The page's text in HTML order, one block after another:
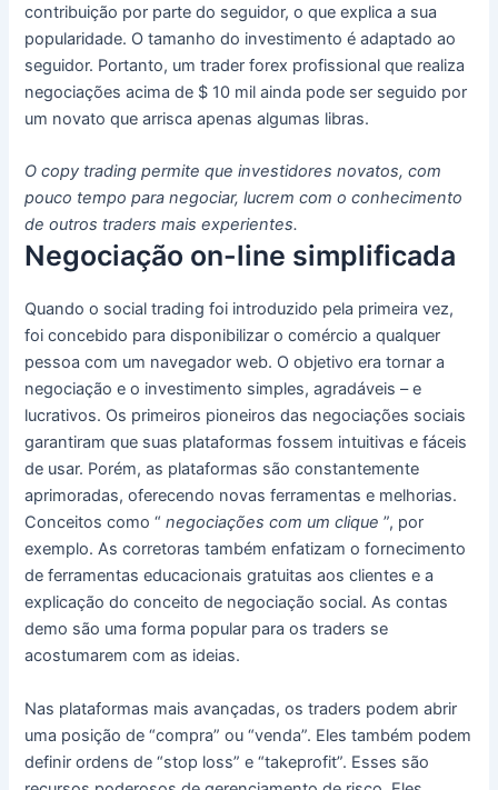
contribuição por parte do seguidor, o que explica a sua
popularidade. O tamanho do investimento é adaptado ao
seguidor. Portanto, um trader forex profissional que realiza
negociações acima de $ 10 mil ainda pode ser seguido por
um novato que arrisca apenas algumas libras.
O copy trading permite que investidores novatos, com
pouco tempo para negociar, lucrem com o conhecimento
de outros traders mais experientes.
Negociação on-line simplificada
Quando o social trading foi introduzido pela primeira vez,
foi concebido para disponibilizar o comércio a qualquer
pessoa com um navegador web. O objetivo era tornar a
negociação e o investimento simples, agradáveis ​​– e
lucrativos. Os primeiros pioneiros das negociações sociais
garantiram que suas plataformas fossem intuitivas e fáceis
de usar. Porém, as plataformas são constantemente
aprimoradas, oferecendo novas ferramentas e melhorias.
Conceitos como “negociações com um clique ”, por
exemplo. As corretoras também enfatizam o fornecimento
de ferramentas educacionais gratuitas aos clientes e a
explicação do conceito de negociação social.As contas
demo são uma forma popular para os traders se
acostumarem com as ideias.
Nas plataformas mais avançadas, os traders podem abrir
uma posição de “compra” ou “venda”. Eles também podem
definir ordens de “stop loss” e “takeprofit”. Esses são